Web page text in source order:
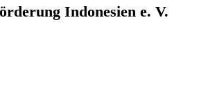
Indonesien e. V.